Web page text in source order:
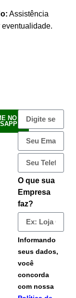
Assistência
NO
O que sua
Empresa
faz?
Informando
seus dados,
você
concorda
com nossa